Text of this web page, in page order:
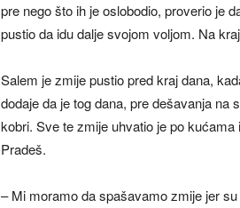
pre nego što ih je oslobodio, proverio je
pustio da idu dalje svojom voljom. Na
Salem je zmije pustio pred kraj dana,
dodaje da je tog dana, pre dešavanja
kobri. Sve te zmije uhvatio je po
Pradeš.
– Mi moramo da spašavamo zmije jer